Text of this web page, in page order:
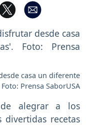
casa un diferente
Prensa SaborUSA
alegrar a los
divertidas recetas